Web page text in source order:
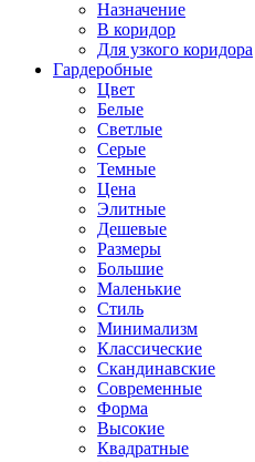
Назначение
В коридор
Для узкого коридора
Гардеробные
Цвет
Белые
Светлые
Серые
Темные
Цена
Элитные
Дешевые
Размеры
Большие
Маленькие
Стиль
Минимализм
Классические
Скандинавские
Современные
Форма
Высокие
Квадратные